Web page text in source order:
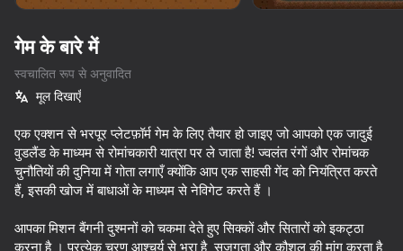
प्ले
Apple Worm
Cut the Rope: Magic
Stack Fire Ball
गेम के बारे में
स्वचालित रूप से अनुवादित
मूल दिखाएँ
एक एक्शन से भरपूर प्लेटफ़ॉर्म गेम के लिए तैयार हो जाइए जो आपको एक जादुई
वुडलैंड के माध्यम से रोमांचकारी यात्रा पर ले जाता है! ज्वलंत रंगों और रोमांचक
चुनौतियों की दुनिया में गोता लगाएँ क्योंकि आप एक साहसी गेंद को नियंत्रित करते
हैं, इसकी खोज में बाधाओं के माध्यम से नेविगेट करते हैं ।
आपका मिशन बैंगनी दुश्मनों को चकमा देते हुए सिक्कों और सितारों को इकट्ठा
करना है । प्रत्येक चरण आश्चर्य से भरा है, सजगता और कौशल की मांग करता है,